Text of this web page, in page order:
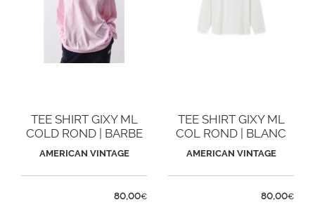
TEE SHIRT GIXY ML
COLD ROND | BARBE
A PAPA
AMERICAN VINTAGE
80,00€
TEE SHIRT GIXY ML
COL ROND | BLANC
AMERICAN VINTAGE
80,00€